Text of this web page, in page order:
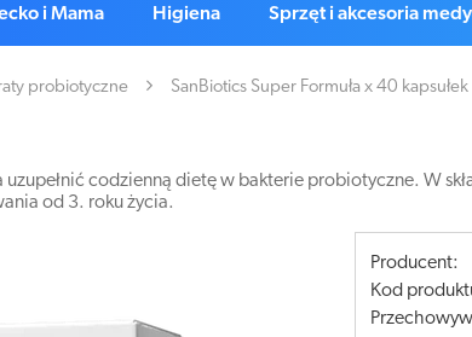
i Mama Higiena Sprzęt i akcesoria
probiotyczne SanBiotics Super Formuła x 40 kapsułek
codzienną dietę w bakterie probiotyczne. W
od 3. roku życia.
Producent:
Kod